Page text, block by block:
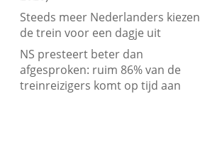
Steeds meer Nederlanders kiezen
de trein voor een dagje uit
NS presteert beter dan
afgesproken: ruim 86% van de
treinreizigers komt op tijd aan